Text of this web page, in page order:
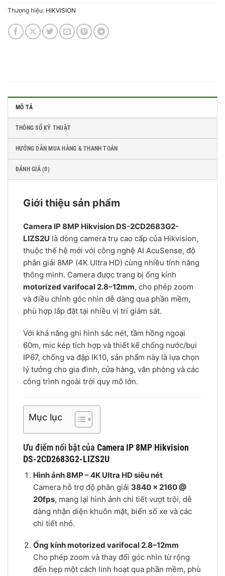
Thương hiệu: HIKVISION
MÔ TẢ
THÔNG SỐ KỸ THUẬT
HƯỚNG DẪN MUA HÀNG & THANH TOÁN
ĐÁNH GIÁ (0)
Giới thiệu sản phẩm
Camera IP 8MP Hikvision DS-2CD2683G2-
LIZS2U là dòng camera trụ cao cấp của Hikvision,
thuộc thế hệ mới với công nghệ AI AcuSense, độ
phân giải 8MP (4K Ultra HD) cùng nhiều tính năng
thông minh. Camera được trang bị ống kính
motorized varifocal 2.8–12mm, cho phép zoom
và điều chỉnh góc nhìn dễ dàng qua phần mềm,
phù hợp lắp đặt tại nhiều vị trí giám sát.
Với khả năng ghi hình sắc nét, tầm hồng ngoại
60m, mic kép tích hợp và thiết kế chống nước/bụi
IP67, chống va đập IK10, sản phẩm này là lựa chọn
lý tưởng cho gia đình, cửa hàng, văn phòng và các
công trình ngoài trời quy mô lớn.
Mục lục
Ưu điểm nổi bật của Camera IP 8MP Hikvision
DS-2CD2683G2-LIZS2U
Hình ảnh 8MP – 4K Ultra HD siêu nét
Camera hỗ trợ độ phân giải 3840 × 2160 @
20fps, mang lại hình ảnh chi tiết vượt trội, dễ
dàng nhận diện khuôn mặt, biển số xe và các
chi tiết nhỏ.
Ống kính motorized varifocal 2.8–12mm
Cho phép zoom và thay đổi góc nhìn từ rộng
đến hẹp một cách linh hoạt qua phần mềm, phù